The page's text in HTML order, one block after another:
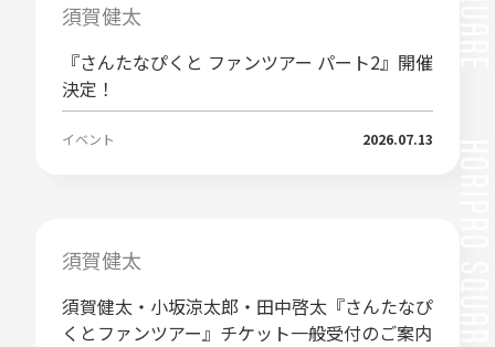
須賀健太
『さんたなぴくと ファンツアー パート2』開催
決定！
イベント 2026.07.13
須賀健太
須賀健太・小坂涼太郎・田中啓太『さんたなぴ
くとファンツアー』チケット一般受付のご案内